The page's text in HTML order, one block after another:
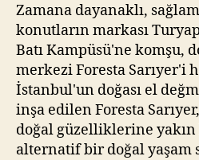
Zamana dayanaklı,
konutların markası
Batı Kampüsü'ne komşu,
merkezi Foresta Sarıyer'i
İstanbul'un doğası el
inşa edilen Foresta
doğal güzelliklerine
alternatif bir doğal yaşam